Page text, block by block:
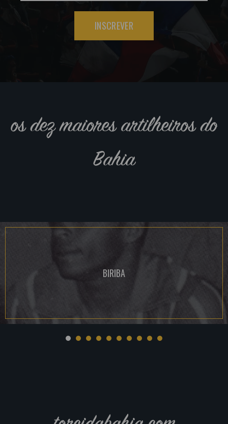
INSCREVER
os dez maiores artilheiros do
Bahia
BIRIBA